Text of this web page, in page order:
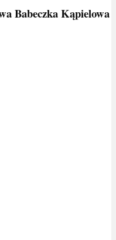
Babeczka Kąpielowa